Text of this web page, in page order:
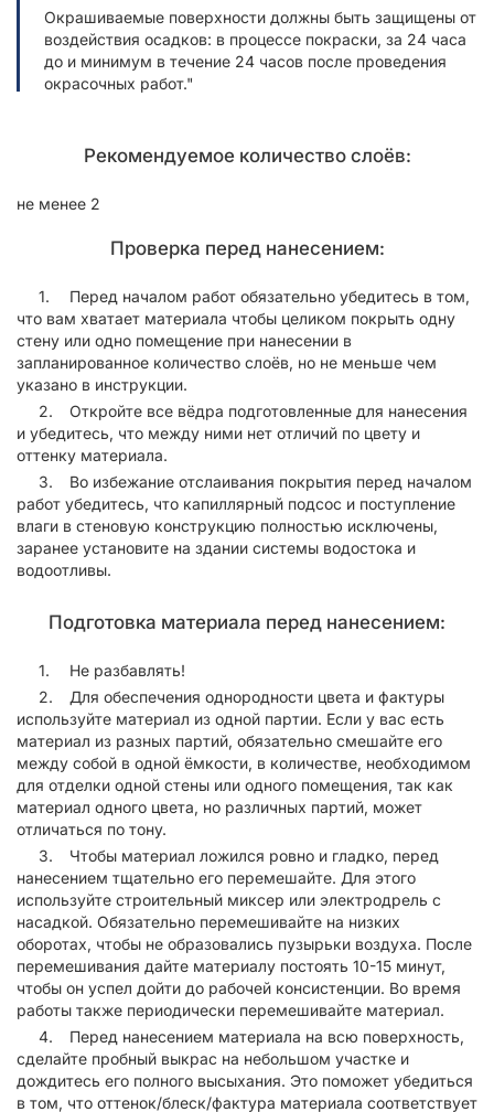
Окрашиваемые поверхности должны быть защищены от
воздействия осадков: в процессе покраски, за 24 часа
до и минимум в течение 24 часов после проведения
окрасочных работ."
Рекомендуемое количество слоёв:
не менее 2
Проверка перед нанесением:
Перед началом работ обязательно убедитесь в том,
что вам хватает материала чтобы целиком покрыть одну
стену или одно помещение при нанесении в
запланированное количество слоёв, но не меньше чем
указано в инструкции.
Откройте все вёдра подготовленные для нанесения
и убедитесь, что между ними нет отличий по цвету и
оттенку материала.
Во избежание отслаивания покрытия перед началом
работ убедитесь, что капиллярный подсос и поступление
влаги в стеновую конструкцию полностью исключены,
заранее установите на здании системы водостока и
водоотливы.
Подготовка материала перед нанесением:
Не разбавлять!
Для обеспечения однородности цвета и фактуры
используйте материал из одной партии. Если у вас есть
материал из разных партий, обязательно смешайте его
между собой в одной ёмкости, в количестве, необходимом
для отделки одной стены или одного помещения, так как
материал одного цвета, но различных партий, может
отличаться по тону.
Чтобы материал ложился ровно и гладко, перед
нанесением тщательно его перемешайте. Для этого
используйте строительный миксер или электродрель с
насадкой. Обязательно перемешивайте на низких
оборотах, чтобы не образовались пузырьки воздуха. После
перемешивания дайте материалу постоять 10-15 минут,
чтобы он успел дойти до рабочей консистенции. Во время
работы также периодически перемешивайте материал.
Перед нанесением материала на всю поверхность,
сделайте пробный выкрас на небольшом участке и
дождитесь его полного высыхания. Это поможет убедиться
в том, что оттенок/блеск/фактура материала соответствует